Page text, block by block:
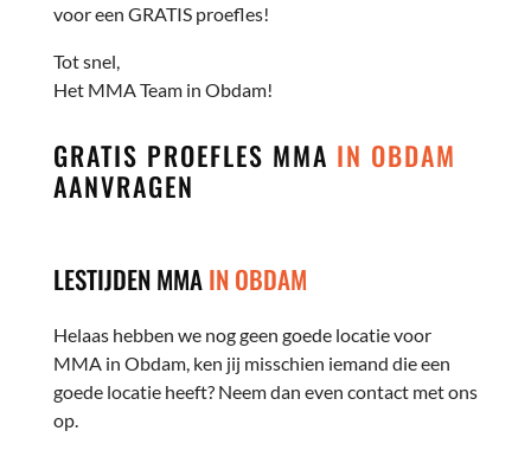
voor een GRATIS proefles!
Tot snel,
Het MMA Team in Obdam!
GRATIS PROEFLES MMA IN OBDAM
AANVRAGEN
LESTIJDEN MMAIN OBDAM
Helaas hebben we nog geen goede locatie voor
MMA in Obdam, ken jij misschien iemand die een
goede locatie heeft? Neem dan even contact met ons
op.